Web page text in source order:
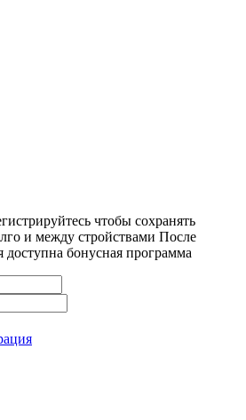
чтобы сохранять
и между стройствами После
доступна бонусная программа